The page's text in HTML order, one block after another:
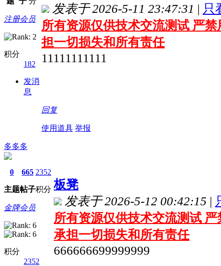
注册会员
积分
182
发消
息
发表于 2026-5-11 23:47:31 | 只
所有资源仅供技术交流测试 严
担一切损失和所有责任
11111111111
回复
使用道具 举报
多多多
0
主题
665
帖子
2352
积分
金牌会员
积分
2352
板凳
发表于 2026-5-12 00:42:15 |
所有资源仅供技术交流测试
承担一切损失和所有责任
666666699999999